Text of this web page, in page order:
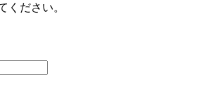
ください。